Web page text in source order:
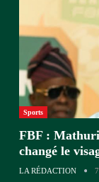
Sports
FBF :
changé le
LA RÉDACTION